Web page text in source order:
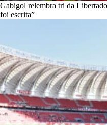
Gabigol relembra tri da
foi escrita”